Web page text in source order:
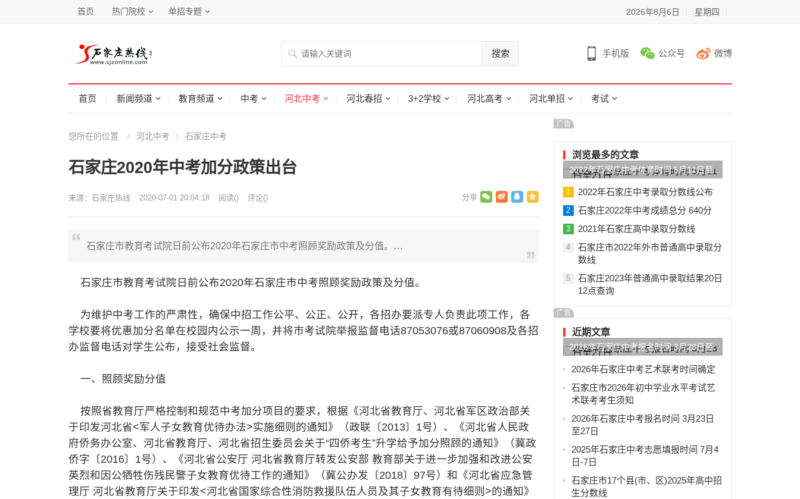
首页 热门院校 单招专题 2026年8月6日 星期四
搜索 手机版 公众号 微博
首页 新闻频道 教育频道 中考 河北中考 河北春招 3+2学校 河北高考 河北单招 考试
您所在的位置 河北中考 石家庄中考
石家庄2020年中考加分政策出台
来源： 石家庄热线 2020-07-01 20:04:18 阅读() 评论()
石家庄市教育考试院日前公布2020年石家庄市中考照顾奖励政策及分值。…
石家庄市教育考试院日前公布2020年石家庄市中考照顾奖励政策及分值。
为维护中考工作的严肃性，确保中招工作公平、公正、公开，各招办要派专人负责此项工作，各
学校要将优惠加分名单在校园内公示一周，并将市考试院举报监督电话87053076或87060908及各招
办监督电话对学生公布，接受社会监督。
一、照顾奖励分值
按照省教育厅严格控制和规范中考加分项目的要求，根据《河北省教育厅、河北省军区政治部关
于印发河北省<军人子女教育优待办法>实施细则的通知》（政联〔2013〕1号）、《河北省人民政
府侨务办公室、河北省教育厅、河北省招生委员会关于“四侨考生”升学给予加分照顾的通知》（冀政
侨字〔2016〕1号）、《河北省公安厅 河北省教育厅转发公安部 教育部关于进一步加强和改进公安
英烈和因公牺牲伤残民警子女教育优待工作的通知》（冀公办发〔2018〕97号）和《河北省应急管
理厅 河北省教育厅关于印发<河北省国家综合性消防救援队伍人员及其子女教育有待细则>的通知》
广告
浏览最多的文章
2022年石家庄中考体育时间 5月11日至
21日
1 2022年石家庄中考录取分数线公布
2 石家庄2022年中考成绩总分 640分
3 2021年石家庄高中录取分数线
4
石家庄市2022年外市普通高中录取分
数线
5
石家庄2023年普通高中录取结果20日
12点查询
广告
近期文章
2026年石家庄中考报名时间 3月23日至
27日
2026年石家庄中考艺术联考时间确定
石家庄市2026年初中学业水平考试艺
术联考考生须知
2026年石家庄中考报名时间 3月23日
至27日
2025年石家庄中考志愿填报时间 7月4
日-7日
石家庄市17个县(市、区)2025年高中招
生分数线